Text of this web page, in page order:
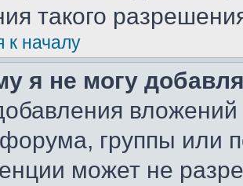
такого
к началу
я не могу
группы или
может не